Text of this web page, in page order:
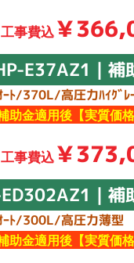
工事費込￥
E37AZ1｜補
ｰﾄ/370L/高圧力ﾊｲｸﾞﾚ
助金適用後【実質価
工事費込￥
｜補
ｰﾄ/300L/高圧力薄型
助金適用後【実質価